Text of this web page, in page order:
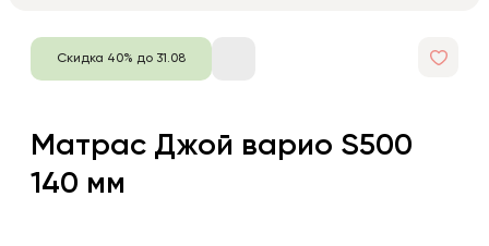
Скидка 40% до 31.08
Матрас Джой варио S500
140 мм